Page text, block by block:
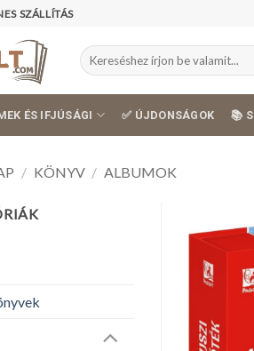
SZÁLLÍTÁS
Keresés
a
ÉS IFJÚSÁGI ✅ ÚJDONSÁGOK 📚
/ KÖNYV / ALBUMOK